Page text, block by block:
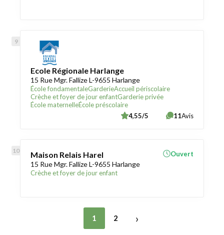
Ecole Régionale Harlange
15 Rue Mgr. Fallize L-9655 Harlange
École fondamentaleGarderieAccueil périscolaire
Crèche et foyer de jour enfantGarderie privée
École maternelleÉcole préscolaire
4,55/5
11Avis
Maison Relais Harel
15 Rue Mgr. Fallize L-9655 Harlange
Crèche et foyer de jour enfant
Ouvert
1 2 ›